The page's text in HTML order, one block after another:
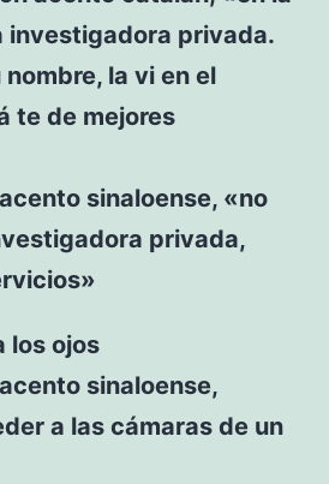
investigadora privada.
la vi en el
te de mejores
sinaloense, «no
privada,
los ojos
sinaloense,
a las cámaras de un